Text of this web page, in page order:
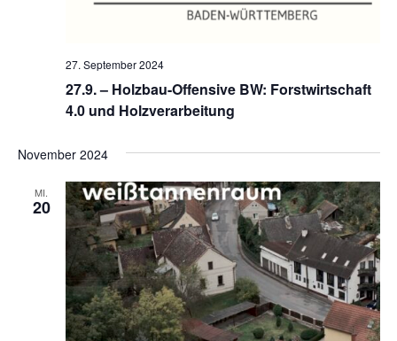
27.9. – Holzbau-Offensive BW: Forstwirtschaft
4.0 und Holzverarbeitung
27. September 2024
November 2024
MI.
20